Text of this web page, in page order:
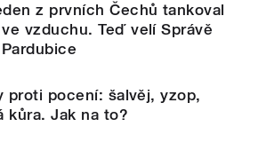
z prvních Čechů tankoval
vzduchu. Teď velí Správě
proti pocení: šalvěj, yzop,
kůra. Jak na to?